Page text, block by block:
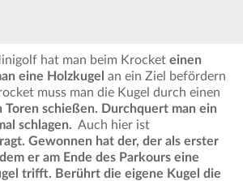
hat man beim Krocket einen
eine Holzkugel an ein Ziel befördern
muss man die Kugel durch einen
Toren schießen. Durchquert man ein
schlagen. Auch hier ist
Gewonnen hat der, der als erster
er am Ende des Parkours eine
trifft. Berührt die eigene Kugel die